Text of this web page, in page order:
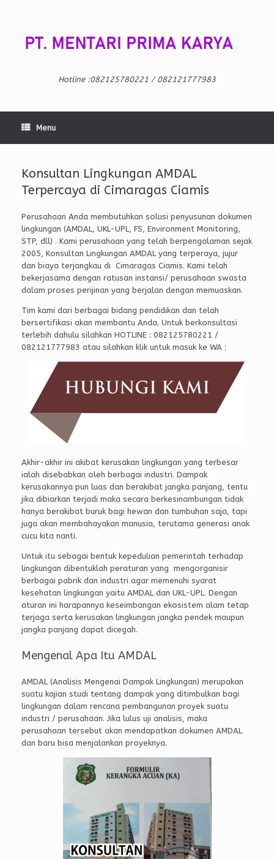
Hotline :082125780221 / 082121777983
Menu
Konsultan Lingkungan AMDAL
Terpercaya di Cimaragas Ciamis
Perusahaan Anda membutuhkan solusi penyusunan dokumen
lingkungan (AMDAL, UKL-UPL, FS, Environment Monitoring,
STP, dll) . Kami perusahaan yang telah berpengalaman sejak
2005, Konsultan Lingkungan AMDAL yang terperaya, jujur
dan biaya terjangkau di Cimaragas Ciamis. Kami telah
bekerjasama dengan ratusan instansi/ perusahaan swasta
dalam proses perijinan yang berjalan dengan memuaskan.
Tim kami dari berbagai bidang pendidikan dan telah
bersertifikasi akan membantu Anda. Untuk berkonsultasi
terlebih dahulu silahkan HOTLINE : 082125780221 /
082121777983 atau silahkan klik untuk masuk ke WA :
Akhir-akhir ini akibat kerusakan lingkungan yang terbesar
ialah disebabkan oleh berbagai industri. Dampak
kerusakannya pun luas dan berakibat jangka panjang, tentu
jika dibiarkan terjadi maka secara berkesinambungan tidak
hanya berakibat buruk bagi hewan dan tumbuhan saja, tapi
juga akan membahayakan manusia, terutama generasi anak
cucu kita nanti.
Untuk itu sebagai bentuk kepedulian pemerintah terhadap
lingkungan dibentuklah peraturan yang mengorganisir
berbagai pabrik dan industri agar memenuhi syarat
kesehatan lingkungan yaitu AMDAL dan UKL-UPL. Dengan
aturan ini harapannya keseimbangan ekosistem alam tetap
terjaga serta kerusakan lingkungan jangka pendek maupun
jangka panjang dapat dicegah.
Mengenal Apa Itu AMDAL
AMDAL (Analisis Mengenai Dampak Lingkungan) merupakan
suatu kajian studi tentang dampak yang ditimbulkan bagi
lingkungan dalam rencana pembangunan proyek suatu
industri / perusahaan. Jika lulus uji analisis, maka
perusahaan tersebut akan mendapatkan dokumen AMDAL
dan baru bisa menjalankan proyeknya.